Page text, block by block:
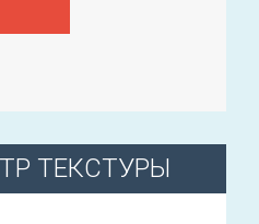
ТЕКСТУРЫ